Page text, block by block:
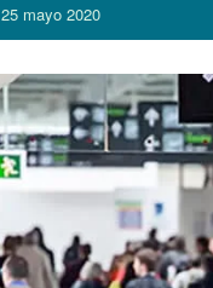
25 mayo 2020